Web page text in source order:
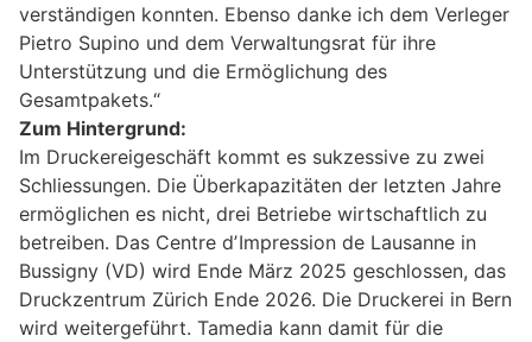
verständigen konnten. Ebenso danke ich dem Verleger
Pietro Supino und dem Verwaltungsrat für ihre
Unterstützung und die Ermöglichung des
Gesamtpakets.“
Zum Hintergrund:
Im Druckereigeschäft kommt es sukzessive zu zwei
Schliessungen. Die Überkapazitäten der letzten Jahre
ermöglichen es nicht, drei Betriebe wirtschaftlich zu
betreiben. Das Centre dʼImpression de Lausanne in
Bussigny (VD) wird Ende März 2025 geschlossen, das
Druckzentrum Zürich Ende 2026. Die Druckerei in Bern
wird weitergeführt. Tamedia kann damit für die